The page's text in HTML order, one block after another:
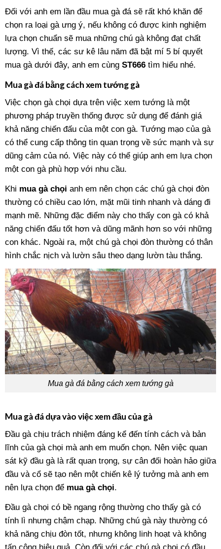
Đối với anh em lần đầu mua gà đá sẽ rất khó khăn để
chọn ra loại gà ưng ý, nếu không có được kinh nghiệm
lựa chọn chuẩn sẽ mua những chú gà không đạt chất
lượng. Vì thế, các sư kê lâu năm đã bật mí 5 bí quyết
mua gà dưới đây, anh em cùng ST666 tìm hiểu nhé.
Mua gà đá bằng cách xem tướng gà
Việc chọn gà chọi dựa trên việc xem tướng là một
phương pháp truyền thống được sử dụng để đánh giá
khả năng chiến đấu của một con gà. Tướng mạo của gà
có thể cung cấp thông tin quan trọng về sức mạnh và sự
dũng cảm của nó. Việc này có thể giúp anh em lựa chọn
một con gà phù hợp với nhu cầu.
Khi mua gà chọi anh em nên chọn các chú gà chọi đòn
thường có chiều cao lớn, mặt mũi tinh nhanh và dáng đi
mạnh mẽ. Những đặc điểm này cho thấy con gà có khả
năng chiến đấu tốt hơn và dũng mãnh hơn so với những
con khác. Ngoài ra, một chú gà chọi đòn thường có thân
hình chắc nịch và lườn sâu theo dạng lườn tàu thắng.
Mua gà đá bằng cách xem tướng gà
Mua gà đá dựa vào việc xem đầu của gà
Đầu gà chịu trách nhiệm đáng kể đến tính cách và bản
lĩnh của gà chọi mà anh em muốn chọn. Nên việc quan
sát kỹ đầu gà là rất quan trọng, sự cân đối hoàn hảo giữa
đầu và cổ sẽ tạo nên một chiến kê lý tưởng mà anh em
nên lựa chọn để mua gà chọi.
Đầu gà chọi có bề ngang rộng thường cho thấy gà có
tính lì nhưng chậm chạp. Những chú gà này thường có
khả năng chịu đòn tốt, nhưng không linh hoạt và không
tấn công hiệu quả. Còn đối với các chú gà chọi có đầu